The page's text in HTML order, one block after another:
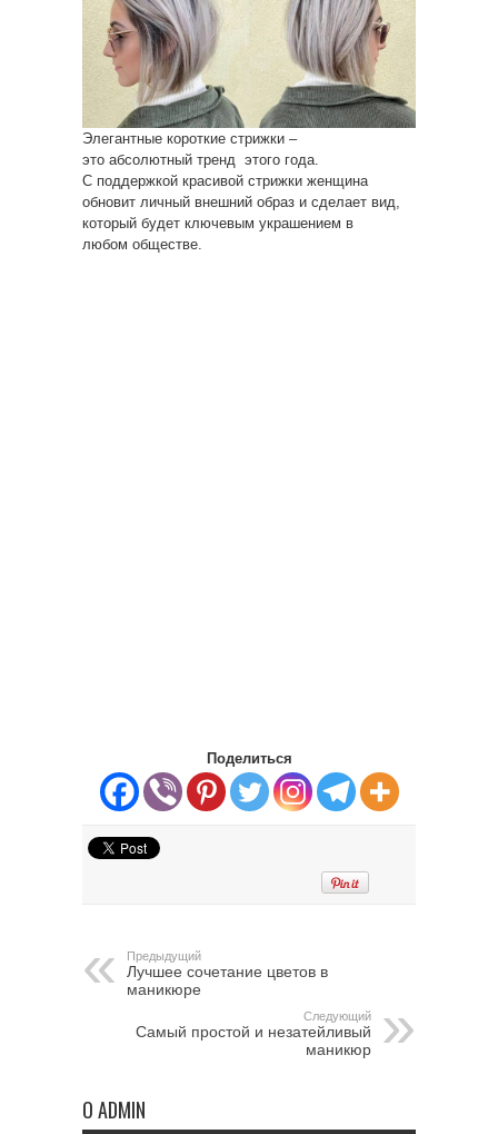
Элегантные короткие стрижки –
это абсолютный тренд этого года.
С поддержкой красивой стрижки женщина
обновит личный внешний образ и сделает вид,
который будет ключевым украшением в
любом обществе.
Поделиться
Предыдущий
Лучшее сочетание цветов в
маникюре
Следующий
Самый простой и незатейливый
маникюр
О ADMIN